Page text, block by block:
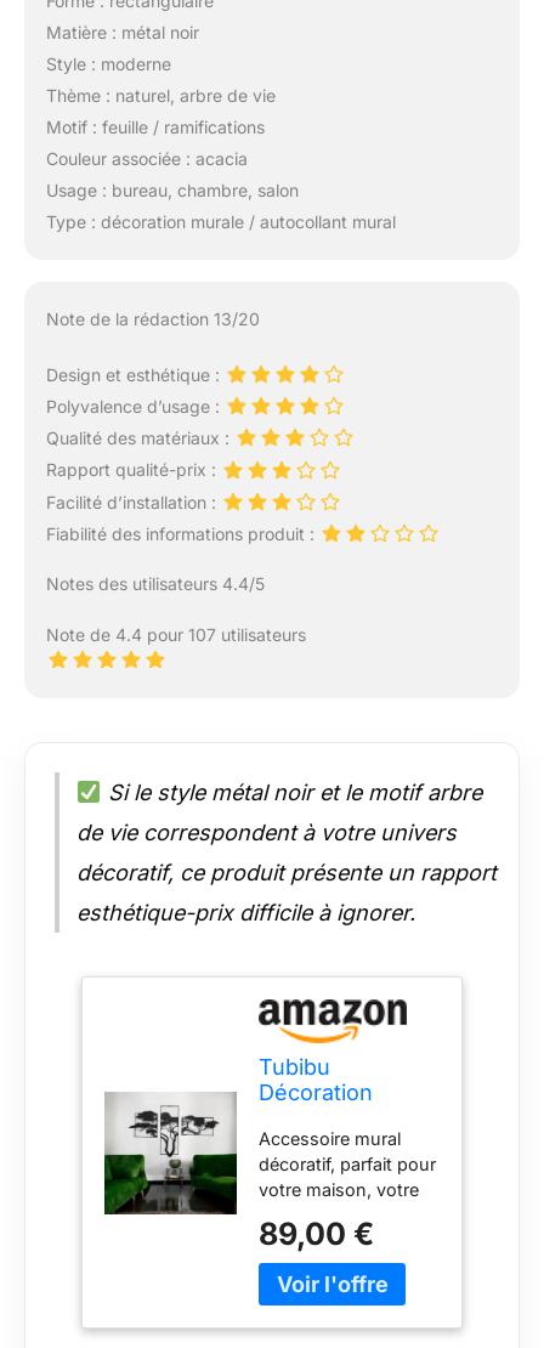
Matière : métal noir
Style : moderne
Thème : naturel, arbre de vie
Motif : feuille / ramifications
Couleur associée : acacia
Usage : bureau, chambre, salon
Type : décoration murale / autocollant mural
Note de la rédaction 13/20
Design et esthétique :
Polyvalence d’usage :
Qualité des matériaux :
Rapport qualité-prix :
Facilité d’installation :
Fiabilité des informations produit :
Notes des utilisateurs 4.4/5
Note de 4.4 pour 107 utilisateurs
Si le style métal noir et le motif arbre
de vie correspondent à votre univers
décoratif, ce produit présente un rapport
esthétique-prix difficile à ignorer.
Tubibu
Décoration
de vie, tableau
mural en métal
noir, décoration
murale moderne
pour la maison,
autocollant
mural, images
pour la maison,
Accessoire mural
décoratif, parfait pour
votre maison, votre
acier 1,5 mm, 100 %
métal Le produit se
tient à 1,5 cm du mur.
89,00 €